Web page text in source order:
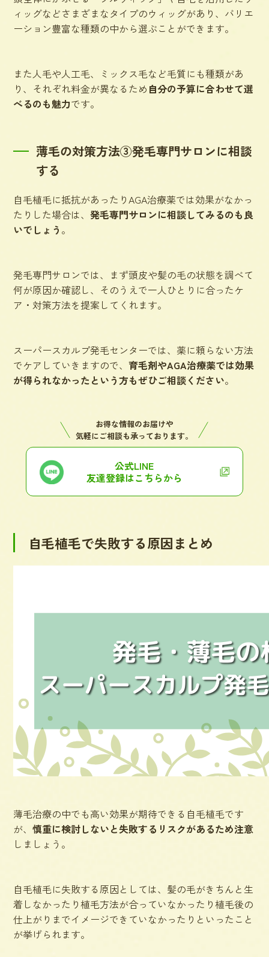
ィッグなどさまざまなタイプのウィッグがあり、バリエ
ーション豊富な種類の中から選ぶことができます。
また人毛や人工毛、ミックス毛など毛質にも種類があ
り、それぞれ料金が異なるため 自分の予算に合わせて選
べるのも魅力です。
薄毛の対策方法③発毛専門サロンに相談
する
自毛植毛に抵抗があったりAGA治療薬では効果がなかっ
たりした場合は、発毛専門サロンに相談してみるのも良
いでしょう 。
発毛専門サロンでは、まず頭皮や髪の毛の状態を調べて
何が原因か確認し、そのうえで一人ひとりに合ったケ
ア・対策方法を提案してくれます。
スーパースカルプ発毛センターでは、薬に頼らない方法
でケアしていきますので、育毛剤やAGA治療薬では効果
が得られなかったという方もぜひご相談ください。
お得な情報のお届けや
気軽にご相談も承っております。
公式LINE
友達登録はこちらから
自毛植毛で失敗する原因まとめ
薄毛治療の中でも高い効果が期待できる自毛植毛です
が、慎重に検討しないと失敗するリスクがあるため注意
しましょう。
自毛植毛に失敗する原因としては、髪の毛がきちんと生
着しなかったり植毛方法が合っていなかったり植毛後の
仕上がりまでイメージできていなかったりといったこと
が挙げられます。